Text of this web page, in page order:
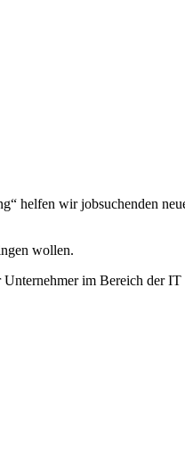
helfen wir jobsuchenden
wollen.
im Bereich der